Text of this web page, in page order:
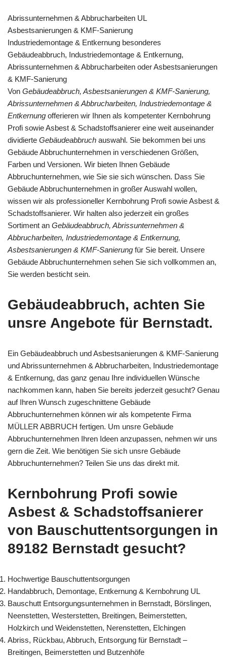
Abrissunternehmen & Abbrucharbeiten UL
Asbestsanierungen & KMF-Sanierung
Industriedemontage & Entkernung besonderes
Gebäudeabbruch, Industriedemontage & Entkernung,
Abrissunternehmen & Abbrucharbeiten oder Asbestsanierungen
& KMF-Sanierung
Von Gebäudeabbruch, Asbestsanierungen & KMF-Sanierung,
Abrissunternehmen & Abbrucharbeiten, Industriedemontage &
Entkernung offerieren wir Ihnen als kompetenter Kernbohrung
Profi sowie Asbest & Schadstoffsanierer eine weit auseinander
dividierte Gebäudeabbruch auswahl. Sie bekommen bei uns
Gebäude Abbruchunternehmen in verschiedenen Größen,
Farben und Versionen. Wir bieten Ihnen Gebäude
Abbruchunternehmen, wie Sie sie sich wünschen. Dass Sie
Gebäude Abbruchunternehmen in großer Auswahl wollen,
wissen wir als professioneller Kernbohrung Profi sowie Asbest &
Schadstoffsanierer. Wir halten also jederzeit ein großes
Sortiment an Gebäudeabbruch, Abrissunternehmen &
Abbrucharbeiten, Industriedemontage & Entkernung,
Asbestsanierungen & KMF-Sanierung für Sie bereit. Unsere
Gebäude Abbruchunternehmen sehen Sie sich vollkommen an,
Sie werden besticht sein.
Gebäudeabbruch, achten Sie
unsre Angebote für Bernstadt.
Ein Gebäudeabbruch und Asbestsanierungen & KMF-Sanierung
und Abrissunternehmen & Abbrucharbeiten, Industriedemontage
& Entkernung, das ganz genau Ihre individuellen Wünsche
nachkommen kann, haben Sie bereits jederzeit gesucht? Genau
auf Ihren Wunsch zugeschnittene Gebäude
Abbruchunternehmen können wir als kompetente Firma
MÜLLER ABBRUCH fertigen. Um unsre Gebäude
Abbruchunternehmen Ihren Ideen anzupassen, nehmen wir uns
gern die Zeit. Wie benötigen Sie sich unsre Gebäude
Abbruchunternehmen? Teilen Sie uns das direkt mit.
Kernbohrung Profi sowie
Asbest & Schadstoffsanierer
von Bauschuttentsorgungen in
89182 Bernstadt gesucht?
Hochwertige Bauschuttentsorgungen
Handabbruch, Demontage, Entkernung & Kernbohrung UL
Bauschutt Entsorgungsunternehmen in Bernstadt, Börslingen,
Neenstetten, Westerstetten, Breitingen, Beimerstetten,
Holzkirch und Weidenstetten, Nerenstetten, Elchingen
Abriss, Rückbau, Abbruch, Entsorgung für Bernstadt –
Breitingen, Beimerstetten und Butzenhöfe